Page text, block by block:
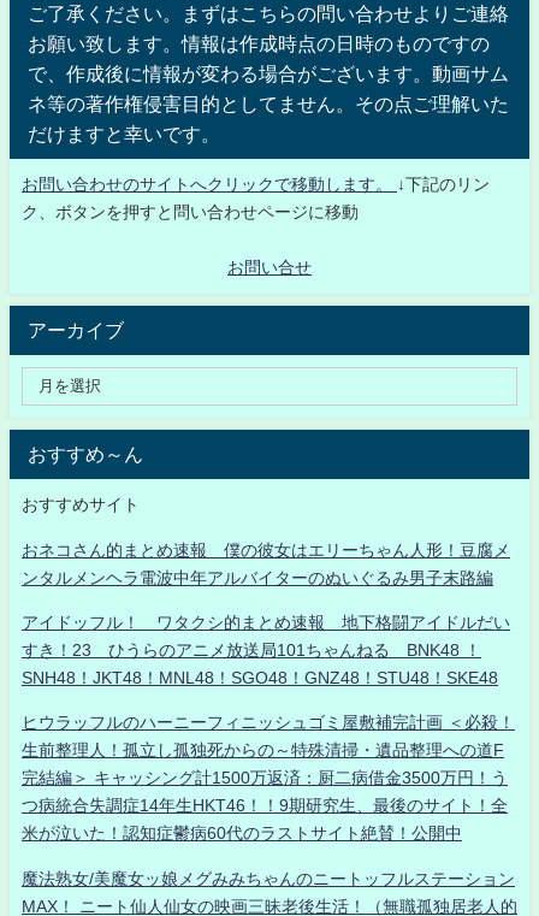
ご了承ください。まずはこちらの問い合わせよりご連絡
お願い致します。情報は作成時点の日時のものですの
で、作成後に情報が変わる場合がございます。動画サム
ネ等の著作権侵害目的としてません。その点ご理解いた
だけますと幸いです。
お問い合わせのサイトへクリックで移動します。
↓下記のリン
ク、ボタンを押すと問い合わせページに移動
お問い合せ
アーカイブ
おすすめ～ん
おすすめサイト
おネコさん的まとめ速報 僕の彼女はエリーちゃん人形！豆腐メ
ンタルメンヘラ電波中年アルバイターのぬいぐるみ男子末路編
アイドッフル！ ワタクシ的まとめ速報 地下格闘アイドルだい
すき！23 ひうらのアニメ放送局101ちゃんねる BNK48 ！
SNH48！JKT48！MNL48！SGO48！GNZ48！STU48！SKE48
ヒウラッフルのハーニーフィニッシュゴミ屋敷補完計画 ＜必殺！
生前整理人！孤立し孤独死からの～特殊清掃・遺品整理への道F
完結編＞ キャッシング計1500万返済：厨二病借金3500万円！う
つ病統合失調症14年生HKT46！！9期研究生、最後のサイト！全
米が泣いた！認知症鬱病60代のラストサイト絶賛！公開中
魔法熟女/美魔女ッ娘メグみみちゃんのニートッフルステーション
MAX！ ニート仙人仙女の映画三昧老後生活！（無職孤独居老人的